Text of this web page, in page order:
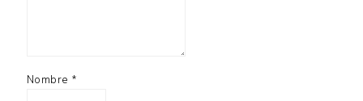
Nombre *